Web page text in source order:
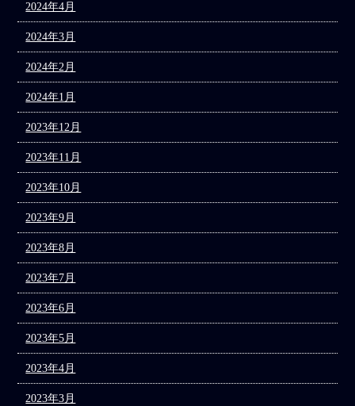
2024年4月
2024年3月
2024年2月
2024年1月
2023年12月
2023年11月
2023年10月
2023年9月
2023年8月
2023年7月
2023年6月
2023年5月
2023年4月
2023年3月